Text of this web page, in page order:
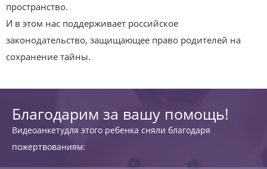
пространство.
И в этом нас поддерживает российское
законодательство, защищающее право родителей на
сохранение тайны.
Благодарим за вашу помощь!
Видеоанкетудля этого ребенка сняли благодаря
пожертвованиям: